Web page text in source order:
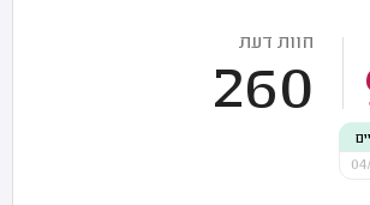
חוות דעת
260